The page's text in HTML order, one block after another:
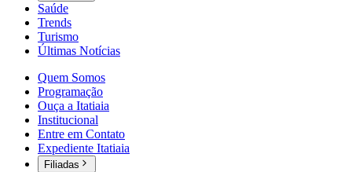
Saúde
Trends
Turismo
Últimas Notícias
Quem Somos
Programação
Ouça a Itatiaia
Institucional
Entre em Contato
Expediente Itatiaia
Filiadas